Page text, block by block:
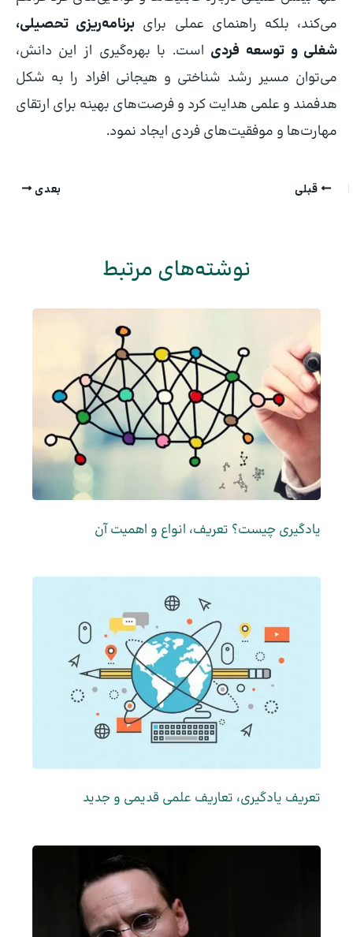
می‌کند، بلکه راهنمای عملی برایبرنامه‌ریزی تحصیلی،
شغلی و توسعه فردی است. با بهره‌گیری از این دانش،
می‌توان مسیر رشد شناختی و هیجانی افراد را به شکل
هدفمند و علمی هدایت کرد و فرصت‌های بهینه برای ارتقای
مهارت‌ها و موفقیت‌های فردی ایجاد نمود.
قبلی بعدی
نوشته‌های مرتبط
یادگیری چیست؟ تعریف، انواع و اهمیت آن
تعریف یادگیری، تعاریف علمی قدیمی و جدید